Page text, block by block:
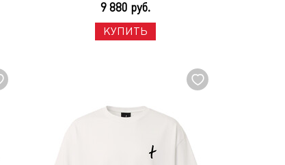
9 880 руб.
КУПИТЬ